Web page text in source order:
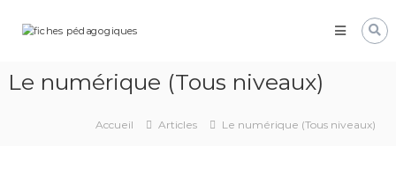
Pôle
Développer
Le numérique (Tous niveaux)
Accueil Articles Le numérique (Tous niveaux)